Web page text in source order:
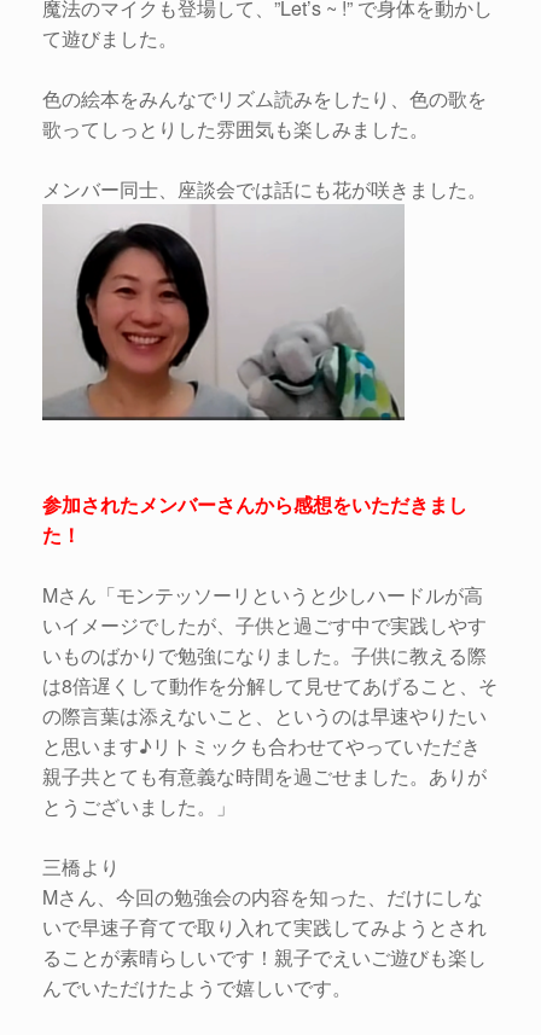
魔法のマイクも登場して、”Let’s ~ !” で身体を動かし
て遊びました。
色の絵本をみんなでリズム読みをしたり、色の歌を
歌ってしっとりした雰囲気も楽しみました。
メンバー同士、座談会では話にも花が咲きました。
参加されたメンバーさんから感想をいただきまし
た！
Mさん「モンテッソーリというと少しハードルが高
いイメージでしたが、子供と過ごす中で実践しやす
いものばかりで勉強になりました。子供に教える際
は8倍遅くして動作を分解して見せてあげること、そ
の際言葉は添えないこと、というのは早速やりたい
と思います♪リトミックも合わせてやっていただき
親子共とても有意義な時間を過ごせました。ありが
とうございました。」
三橋より
Mさん、今回の勉強会の内容を知った、だけにしな
いで早速子育てで取り入れて実践してみようとされ
ることが素晴らしいです！親子でえいご遊びも楽し
んでいただけたようで嬉しいです。